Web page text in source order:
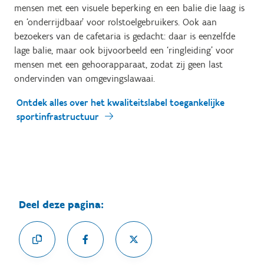
mensen met een visuele beperking en een balie die laag is
en ‘onderrijdbaar’ voor rolstoelgebruikers. Ook aan
bezoekers van de cafetaria is gedacht: daar is eenzelfde
lage balie, maar ook bijvoorbeeld een ‘ringleiding’ voor
mensen met een gehoorapparaat, zodat zij geen last
ondervinden van omgevingslawaai.
Ontdek alles over het kwaliteitslabel toegankelijke
sportinfrastructuur
Deel deze pagina: